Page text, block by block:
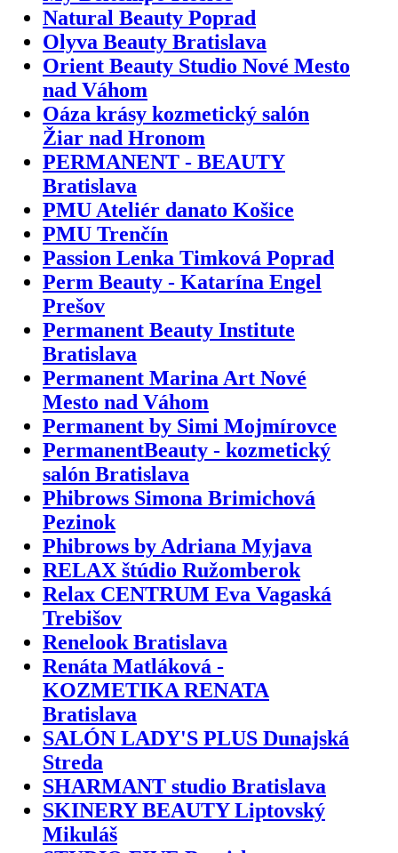
Natural Beauty Poprad
Olyva Beauty Bratislava
Orient Beauty Studio Nové Mesto
nad Váhom
Oáza krásy kozmetický salón
Žiar nad Hronom
PERMANENT - BEAUTY
Bratislava
PMU Ateliér danato Košice
PMU Trenčín
Passion Lenka Timková Poprad
Perm Beauty - Katarína Engel
Prešov
Permanent Beauty Institute
Bratislava
Permanent Marina Art Nové
Mesto nad Váhom
Permanent by Simi Mojmírovce
PermanentBeauty - kozmetický
salón Bratislava
Phibrows Simona Brimichová
Pezinok
Phibrows by Adriana Myjava
RELAX štúdio Ružomberok
Relax CENTRUM Eva Vagaská
Trebišov
Renelook Bratislava
Renáta Matláková -
KOZMETIKA RENATA
Bratislava
SALÓN LADY'S PLUS Dunajská
Streda
SHARMANT studio Bratislava
SKINERY BEAUTY Liptovský
Mikuláš